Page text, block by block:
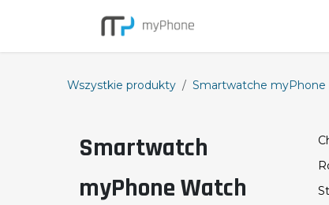
Wszystkie produkty Smartwatche myPhone
Smartwatch
myPhone Watch